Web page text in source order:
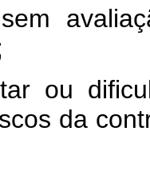
ou
da